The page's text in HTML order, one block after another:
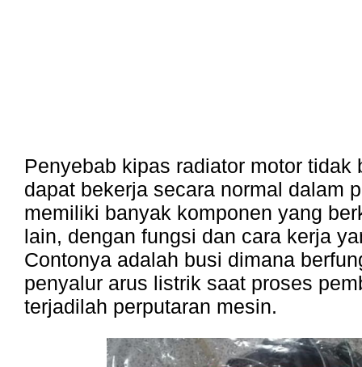
Penyebab kipas radiator motor tidak
dapat bekerja secara normal dalam
memiliki banyak komponen yang
lain, dengan fungsi dan cara kerja
Contonya adalah busi dimana
penyalur arus listrik saat proses
terjadilah perputaran mesin.